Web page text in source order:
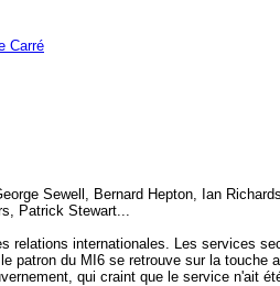
Carré
Sewell, Bernard Hepton, Ian
Patrick Stewart...
relations internationales. Les services
patron du MI6 se retrouve sur la
qui craint que le service n'ait